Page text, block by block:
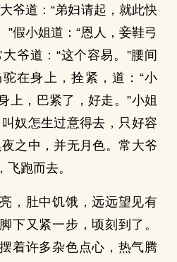
爷道：“弟妇请起，就此快
”假小姐道：“恩人，妾鞋弓
爷道：“这个容易。”腰间
在身上，拴紧，道：“小
上，巴紧了，好走。”小姐
奴怎生过意得去，只好容
之中，并无月色。常大爷
跑而去。
，肚中饥饿，远远望见有
下又紧一步，顷刻到了。
着许多杂色点心，热气腾